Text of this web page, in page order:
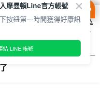
cookie 方式之詳情，及若您不希
cookie 設定，請參閱本網站「
隱私
即表示您同意本公司得按本網站使
摩曼頓Line官方帳號
按鈕第一時間獲得好康訊
結 LINE 帳號